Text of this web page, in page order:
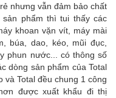
nhưng vẫn đảm bảo chất
phẩm thì tui thấy các
khoan vặn vít, máy mài
búa, dao, kéo, mũi đục,
phun nước... có thông số
dòng sản phẩm của Total
Total đều chung 1 công
được xuất khẩu đi thị